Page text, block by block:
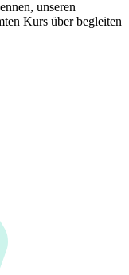
unseren
Kurs über begleiten